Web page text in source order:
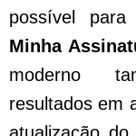
possível
Minha
moderno
resultados em